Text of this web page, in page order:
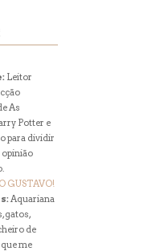
Leitor
As
Potter e
para dividir
GUSTAVO!
Aquariana
gatos,
de
me